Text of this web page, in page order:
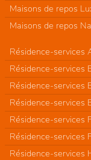
Maisons de repos
Maisons de repos
Résidence-services
Résidence-services
Résidence-services
Résidence-services
Résidence-services
Résidence-services
Résidence-services